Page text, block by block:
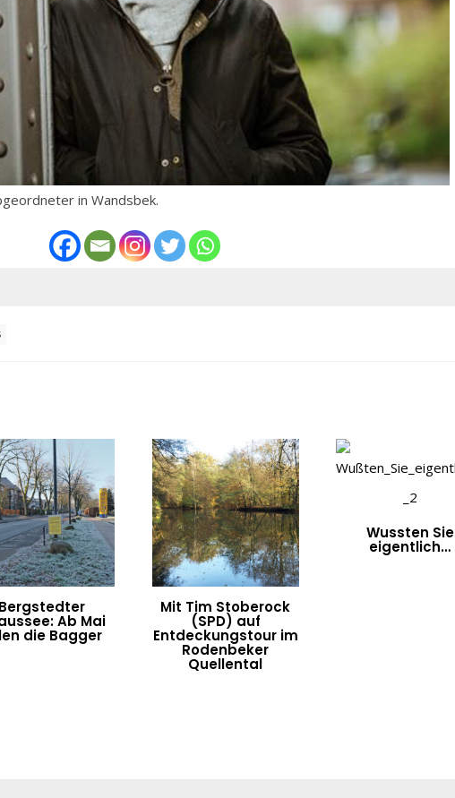
in Wandsbek.
Bergstedter
Ab Mai
die Bagger
Mit Tim Stoberock
(SPD) auf
Entdeckungstour im
Rodenbeker
Quellental
Wussten Sie
eigentlich…